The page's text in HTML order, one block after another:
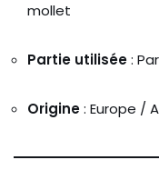
mollet
Partie utilisée:
Origine: Europe /